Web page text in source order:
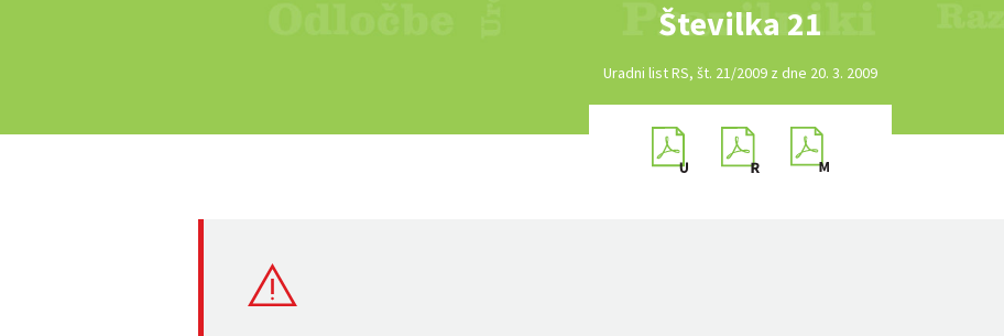
Številka 21
Uradni list RS, št. 21/2009 z dne 20. 3. 2009